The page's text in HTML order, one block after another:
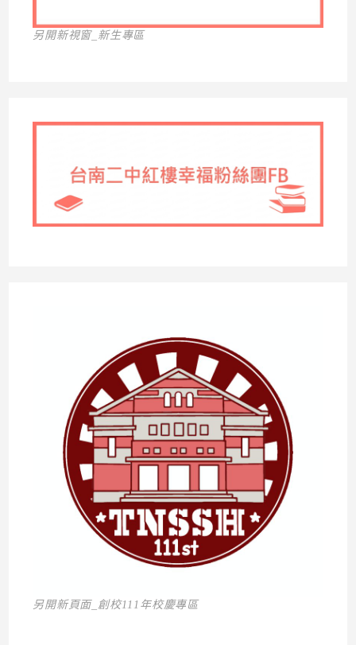
另開新視窗_新生專區
另開新頁面_創校111年校慶專區